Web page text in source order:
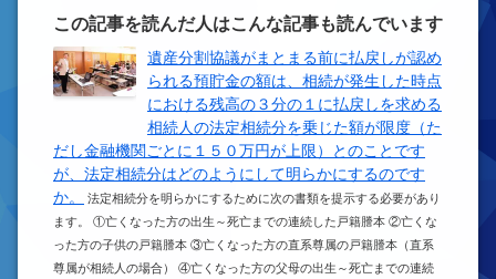
この記事を読んだ人はこんな記事も読んでいます
遺産分割協議がまとまる前に払戻しが認め
られる預貯金の額は、相続が発生した時点
における残高の３分の１に払戻しを求める
相続人の法定相続分を乗じた額が限度（た
だし金融機関ごとに１５０万円が上限）とのことです
が、法定相続分はどのようにして明らかにするのです
か。
法定相続分を明らかにするために次の書類を提示する必要があり
ます。 ①亡くなった方の出生～死亡までの連続した戸籍謄本 ②亡くな
った方の子供の戸籍謄本 ③亡くなった方の直系尊属の戸籍謄本（直系
尊属が相続人の場合） ④亡くなった方の父母の出生～死亡までの連続